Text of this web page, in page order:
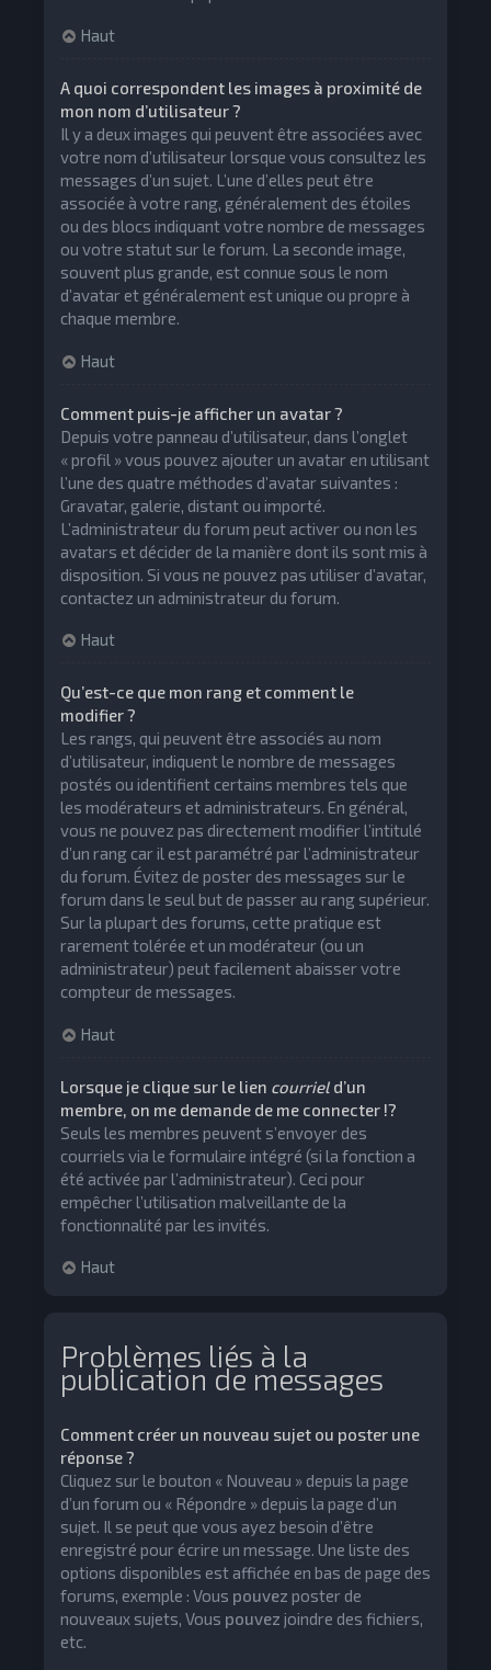
Haut
A quoi correspondent les images à proximité de
mon nom d’utilisateur ?
Il y a deux images qui peuvent être associées avec
votre nom d’utilisateur lorsque vous consultez les
messages d’un sujet. L’une d’elles peut être
associée à votre rang, généralement des étoiles
ou des blocs indiquant votre nombre de messages
ou votre statut sur le forum. La seconde image,
souvent plus grande, est connue sous le nom
d’avatar et généralement est unique ou propre à
chaque membre.
Haut
Comment puis-je afficher un avatar ?
Depuis votre panneau d’utilisateur, dans l’onglet
« profil » vous pouvez ajouter un avatar en utilisant
l’une des quatre méthodes d’avatar suivantes :
Gravatar, galerie, distant ou importé.
L’administrateur du forum peut activer ou non les
avatars et décider de la manière dont ils sont mis à
disposition. Si vous ne pouvez pas utiliser d’avatar,
contactez un administrateur du forum.
Haut
Qu’est-ce que mon rang et comment le
modifier ?
Les rangs, qui peuvent être associés au nom
d’utilisateur, indiquent le nombre de messages
postés ou identifient certains membres tels que
les modérateurs et administrateurs. En général,
vous ne pouvez pas directement modifier l’intitulé
d’un rang car il est paramétré par l’administrateur
du forum. Évitez de poster des messages sur le
forum dans le seul but de passer au rang supérieur.
Sur la plupart des forums, cette pratique est
rarement tolérée et un modérateur (ou un
administrateur) peut facilement abaisser votre
compteur de messages.
Haut
Lorsque je clique sur le lien courriel d’un
membre, on me demande de me connecter !?
Seuls les membres peuvent s’envoyer des
courriels via le formulaire intégré (si la fonction a
été activée par l’administrateur). Ceci pour
empêcher l’utilisation malveillante de la
fonctionnalité par les invités.
Haut
Problèmes liés à la
publication de messages
Comment créer un nouveau sujet ou poster une
réponse ?
Cliquez sur le bouton « Nouveau » depuis la page
d’un forum ou « Répondre » depuis la page d’un
sujet. Il se peut que vous ayez besoin d’être
enregistré pour écrire un message. Une liste des
options disponibles est affichée en bas de page des
forums, exemple : Vous pouvez poster de
nouveaux sujets, Vous pouvez joindre des fichiers,
etc.